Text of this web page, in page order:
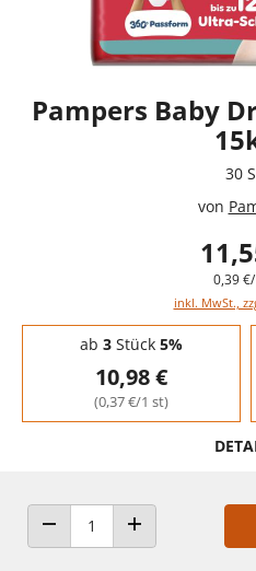
Pampers Baby
30
von
0,39
inkl. MwSt.,
Staffelpreise - Mengenrabatt
ab 3Stück 5%
10,98 €
(0,37 €/1 st)
ANZAHL VERRINGERNANZAHL ERHÖHEN